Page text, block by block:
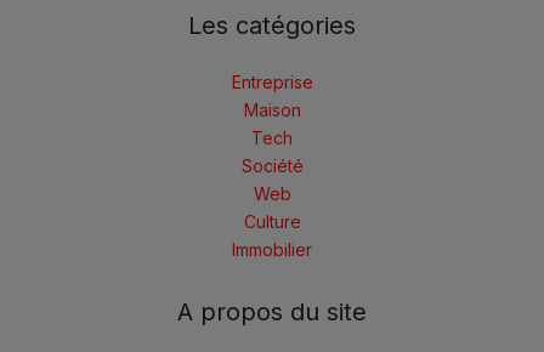
Les catégories
Entreprise
Maison
Tech
Société
Web
Culture
Immobilier
A propos du site